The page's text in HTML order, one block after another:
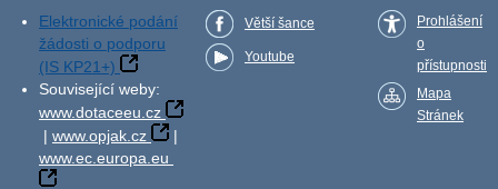
Elektronické podání
žádosti o podporu
(IS KP21+)
Související weby:
www.dotaceeu.cz
| www.opjak.cz
|
www.ec.europa.eu
Větší šance
Youtube
Prohlášení
o
přístupnosti
Mapa
Stránek